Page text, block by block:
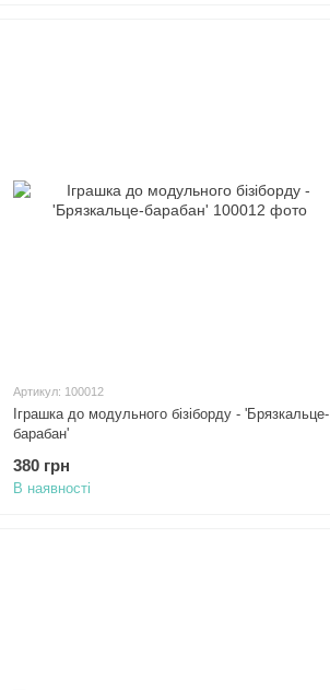
Артикул: 100012
Іграшка до модульного бізіборду - 'Брязкальце-
барабан'
380 грн
В наявності